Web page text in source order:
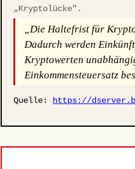
„Kryptolücke".
„Die Haltefrist für
Dadurch werden
Kryptowerten
Einkommensteuersatz
Quelle: https://